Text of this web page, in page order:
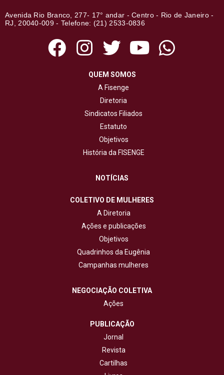
Avenida Rio Branco, 277- 17° andar - Centro - Rio de Janeiro -
RJ, 20040-009 - Telefone: (21) 2533-0836
QUEM SOMOS
A Fisenge
Diretoria
Sindicatos Filiados
Estatuto
Objetivos
História da FISENGE
NOTÍCIAS
COLETIVO DE MULHERES
A Diretoria
Ações e publicações
Objetivos
Quadrinhos da Eugênia
Campanhas mulheres
NEGOCIAÇÃO COLETIVA
Ações
PUBLICAÇÃO
Jornal
Revista
Cartilhas